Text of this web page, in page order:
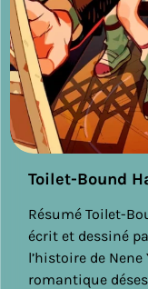
Toilet-Bound
Résumé Toilet-
écrit et dessiné
l’histoire de
romantique